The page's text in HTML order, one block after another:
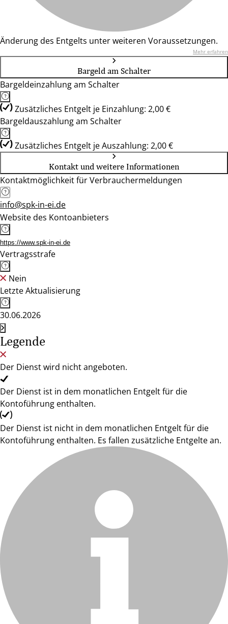
Änderung des Entgelts unter weiteren Voraussetzungen.
Mehr erfahren
Bargeld am Schalter
Bargeldeinzahlung am Schalter
Zusätzliches Entgelt je Einzahlung: 2,00 €
Bargeldauszahlung am Schalter
Zusätzliches Entgelt je Auszahlung: 2,00 €
Kontakt und weitere Informationen
Kontaktmöglichkeit für Verbrauchermeldungen
info@spk-in-ei.de
Website des Kontoanbieters
https://www.spk-in-ei.de
Vertragsstrafe
Nein
Letzte Aktualisierung
30.06.2026
Legende
Der Dienst wird nicht angeboten.
Der Dienst ist in dem monatlichen Entgelt für die
Kontoführung enthalten.
Der Dienst ist nicht in dem monatlichen Entgelt für die
Kontoführung enthalten. Es fallen zusätzliche Entgelte an.